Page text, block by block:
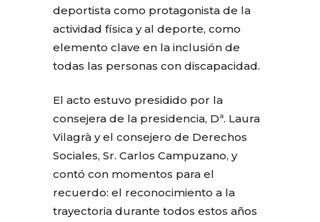
deportista como protagonista de la
actividad física y al deporte, como
elemento clave en la inclusión de
todas las personas con discapacidad.
El acto estuvo presidido por la
consejera de la presidencia, Dª. Laura
Vilagrà y el consejero de Derechos
Sociales, Sr. Carlos Campuzano, y
contó con momentos para el
recuerdo: el reconocimiento a la
trayectoria durante todos estos años